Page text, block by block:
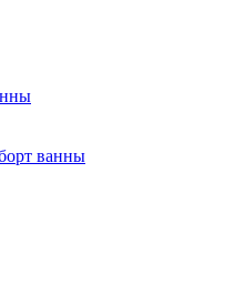
ванны